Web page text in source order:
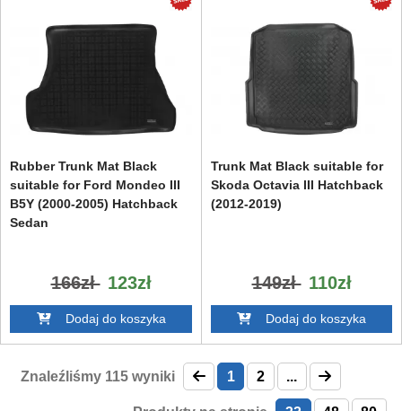
Rubber Trunk Mat Black
suitable for Ford Mondeo III
B5Y (2000-2005) Hatchback
Sedan
166zł 123zł
Dodaj do koszyka
Trunk Mat Black suitable for
Skoda Octavia III Hatchback
(2012-2019)
149zł 110zł
Dodaj do koszyka
Znaleźliśmy 115 wyniki 1 2 ...